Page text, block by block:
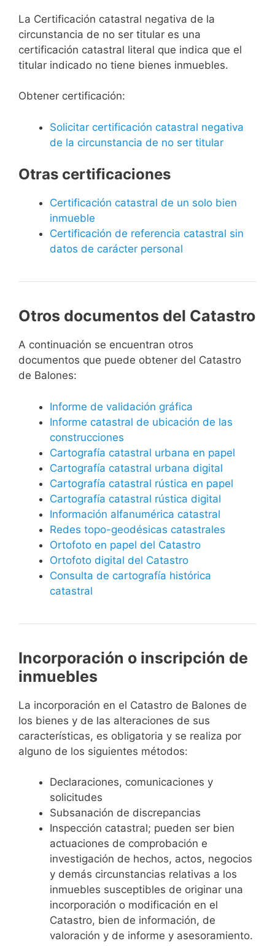
La Certificación catastral negativa de la
circunstancia de no ser titular es una
certificación catastral literal que indica que el
titular indicado no tiene bienes inmuebles.
Obtener certificación:
Solicitar certificación catastral negativa
de la circunstancia de no ser titular
Otras certificaciones
Certificación catastral de un solo bien
inmueble
Certificación de referencia catastral sin
datos de carácter personal
Otros documentos del Catastro
A continuación se encuentran otros
documentos que puede obtener del Catastro
de Balones:
Informe de validación gráfica
Informe catastral de ubicación de las
construcciones
Cartografía catastral urbana en papel
Cartografía catastral urbana digital
Cartografía catastral rústica en papel
Cartografía catastral rústica digital
Información alfanumérica catastral
Redes topo-geodésicas catastrales
Ortofoto en papel del Catastro
Ortofoto digital del Catastro
Consulta de cartografía histórica
catastral
Incorporación o inscripción de
inmuebles
La incorporación en el Catastro de Balones de
los bienes y de las alteraciones de sus
características, es obligatoria y se realiza por
alguno de los siguientes métodos:
Declaraciones, comunicaciones y
solicitudes
Subsanación de discrepancias
Inspección catastral; pueden ser bien
actuaciones de comprobación e
investigación de hechos, actos, negocios
y demás circunstancias relativas a los
inmuebles susceptibles de originar una
incorporación o modificación en el
Catastro, bien de información, de
valoración y de informe y asesoramiento.